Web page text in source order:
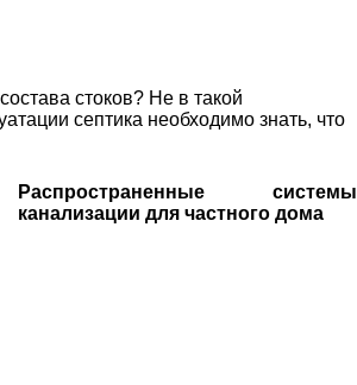
стоков? Не в такой
септика необходимо знать, что
Распространенные системы
канализации для частного дома